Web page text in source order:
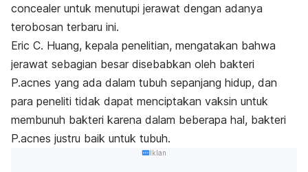
concealer untuk menutupi jerawat dengan adanya
terobosan terbaru ini.
Eric C. Huang, kepala penelitian, mengatakan bahwa
jerawat sebagian besar disebabkan oleh bakteri
P.acnes yang ada dalam tubuh sepanjang hidup, dan
para peneliti tidak dapat menciptakan vaksin untuk
membunuh bakteri karena dalam beberapa hal, bakteri
P.acnes justru baik untuk tubuh.
Iklan